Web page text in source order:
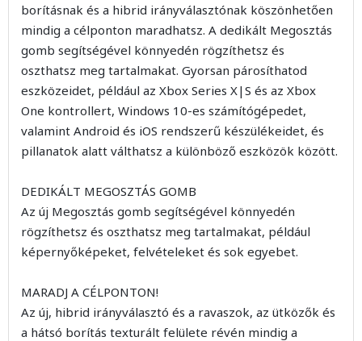
borításnak és a hibrid irányválasztónak köszönhetően
mindig a célponton maradhatsz. A dedikált Megosztás
gomb segítségével könnyedén rögzíthetsz és
oszthatsz meg tartalmakat. Gyorsan párosíthatod
eszközeidet, például az Xbox Series X|S és az Xbox
One kontrollert, Windows 10-es számítógépedet,
valamint Android és iOS rendszerű készülékeidet, és
pillanatok alatt válthatsz a különböző eszközök között.
DEDIKÁLT MEGOSZTÁS GOMB
Az új Megosztás gomb segítségével könnyedén
rögzíthetsz és oszthatsz meg tartalmakat, például
képernyőképeket, felvételeket és sok egyebet.
MARADJ A CÉLPONTON!
Az új, hibrid irányválasztó és a ravaszok, az ütközők és
a hátsó borítás texturált felülete révén mindig a